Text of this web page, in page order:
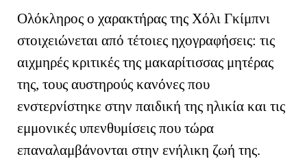
Ολόκληρος ο χαρακτήρας της Χόλι Γκίμπνι
στοιχειώνεται από τέτοιες ηχογραφήσεις: τις
αιχμηρές κριτικές της μακαρίτισσας μητέρας
της, τους αυστηρούς κανόνες που
ενστερνίστηκε στην παιδική της ηλικία και τις
εμμονικές υπενθυμίσεις που τώρα
επαναλαμβάνονται στην ενήλικη ζωή της.